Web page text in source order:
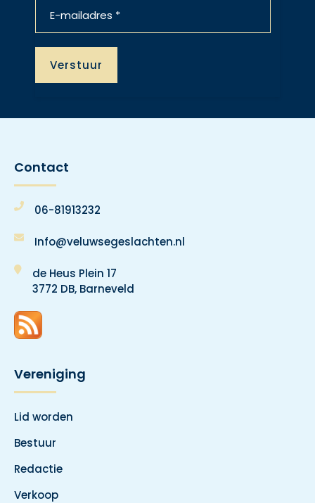
Contact
06-81913232
Info@veluwsegeslachten.nl
de Heus Plein 17
3772 DB, Barneveld
Vereniging
Lid worden
Bestuur
Redactie
Verkoop